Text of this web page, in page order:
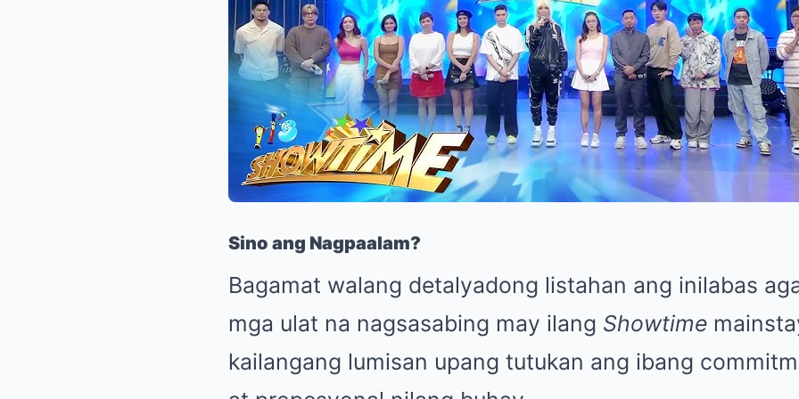
Sino ang Nagpaalam?
Bagamat walang detalyadong listahan ang inilabas
mga ulat na nagsasabing may ilang Showtime
kailangang lumisan upang tutukan ang ibang